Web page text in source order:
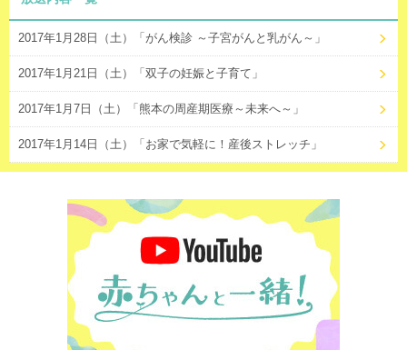
2017年1月28日（土）「がん検診 ～子宮がんと乳がん～」
2017年1月21日（土）「双子の妊娠と子育て」
2017年1月7日（土）「熊本の周産期医療～未来へ～」
2017年1月14日（土）「お家で気軽に！産後ストレッチ」